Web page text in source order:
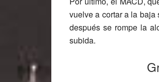
vuelve a cortar a la baja
después se rompe la
subida.